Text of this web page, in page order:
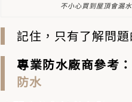
不小心買到屋頂會漏
記住，只有了解問
專業防水廠商參考：
防水